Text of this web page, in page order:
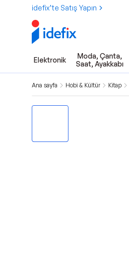
idefix’te Satış Yapın
Elektronik
Moda, Çanta,
Saat, Ayakkabı
Ana sayfa Hobi & Kültür Kitap